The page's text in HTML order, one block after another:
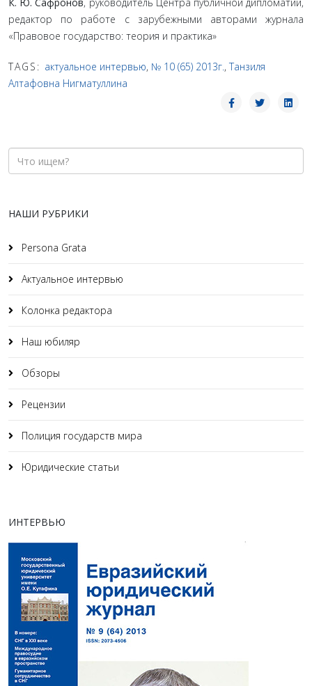
редактор по работе с зарубежными авторами журнала
«Правовое государство: теория и практика»
TAGS: актуальное интервью, № 10 (65) 2013г.,Танзиля
Алтафовна Нигматуллина
НАШИ РУБРИКИ
Persona Grata
Актуальное интервью
Колонка редактора
Наш юбиляр
Обзоры
Рецензии
Полиция государств мира
Юридические статьи
ИНТЕРВЬЮ